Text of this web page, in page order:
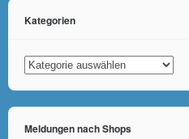
Kategorien
Kategorien
Meldungen nach Shops